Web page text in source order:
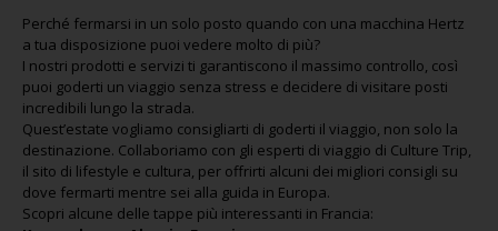
Perché fermarsi in un solo posto quando con una macchina Hertz
a tua disposizione puoi vedere molto di più?
I nostri prodotti e servizi ti garantiscono il massimo controllo, così
puoi goderti un viaggio senza stress e decidere di visitare posti
incredibili lungo la strada.
Quest’estate vogliamo consigliarti di goderti il viaggio, non solo la
destinazione. Collaboriamo con gli esperti di viaggio di Culture Trip,
il sito di lifestyle e cultura, per offrirti alcuni dei migliori consigli su
dove fermarti mentre sei alla guida in Europa.
Scopri alcune delle tappe più interessanti in Francia: